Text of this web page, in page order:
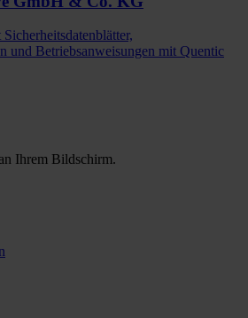
und Betriebsanweisungen mit Quentic
Ihrem Bildschirm.